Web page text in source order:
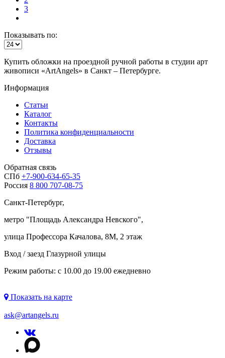
3
Показывать по:
Купить обложки на проездной ручной работы в студии арт
живописи «ArtAngels» в Санкт – Петербурге.
Информация
Статьи
Каталог
Контакты
Политика конфиденциальности
Доставка
Отзывы
Обратная связь
СПб +7-900-634-65-35
Россия 8 800 707-08-75
Санкт-Петербург,
метро "Площадь Александра Невского",
улица Профессора Качалова, 8М, 2 этаж
Вход / заезд Глазурной улицы
Режим работы: с 10.00 до 19.00 ежедневно
Показать на карте
ask@artangels.ru